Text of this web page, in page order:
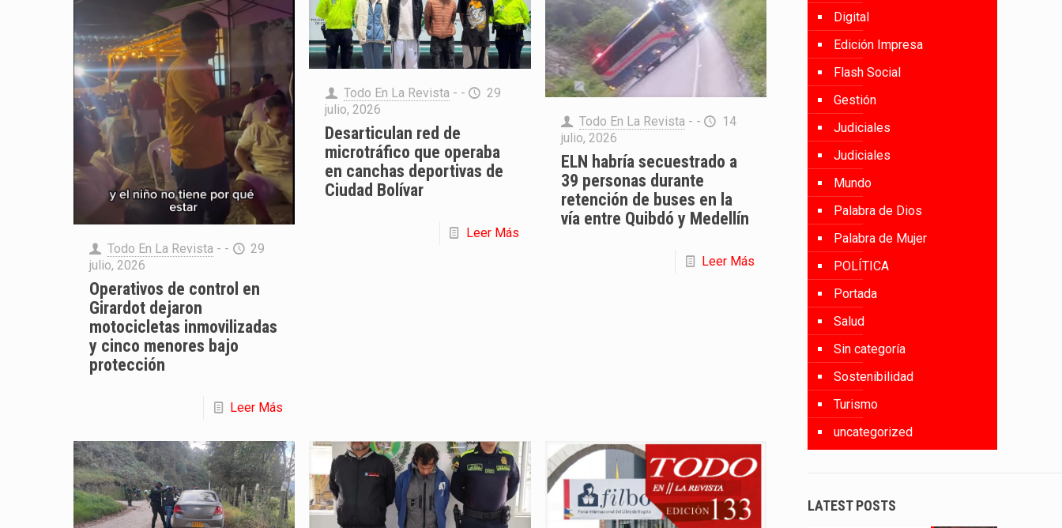
Todo En La Revista - -
29
julio, 2026
Operativos de control en
Girardot dejaron
motocicletas inmovilizadas
y cinco menores bajo
protección
Leer Más
Todo En La Revista - -
29
julio, 2026
Desarticulan red de
microtráfico que operaba
en canchas deportivas de
Ciudad Bolívar
Leer Más
Todo En La Revista - -
14
julio, 2026
ELN habría secuestrado a
39 personas durante
retención de buses en la
vía entre Quibdó y Medellín
Leer Más
Digital
Edición Impresa
Flash Social
Gestión
Judiciales
Judiciales
Mundo
Palabra de Dios
Palabra de Mujer
POLÍTICA
Portada
Salud
Sin categoría
Sostenibilidad
Turismo
uncategorized
LATEST POSTS